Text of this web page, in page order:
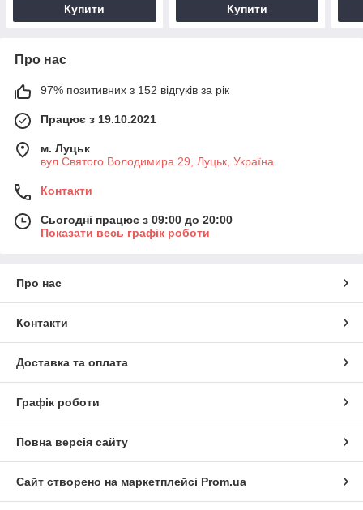
Купити Купити
Про нас
97% позитивних з 152 відгуків за рік
Працює з 19.10.2021
м. Луцьк
вул.Святого Володимира 29, Луцьк, Україна
Контакти
Сьогодні працює з 09:00 до 20:00
Показати весь графік роботи
Про нас
Контакти
Доставка та оплата
Графік роботи
Повна версія сайту
Сайт створено на маркетплейсі Prom.ua